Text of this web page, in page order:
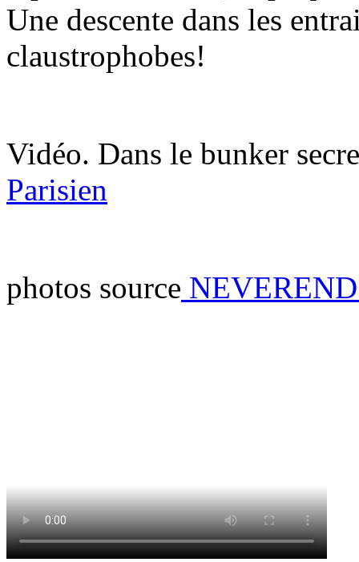
Une descente dans les
claustrophobes!
Vidéo. Dans le bunker
Parisien
photos source